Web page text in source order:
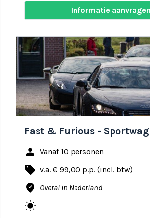
Informatie aanvragen
Fast & Furious -
person Vanaf 10 personen
local_offer v.a. € 99,00 p.p. (incl. btw)
where_to_vote Overal in Nederland
wb_sunny